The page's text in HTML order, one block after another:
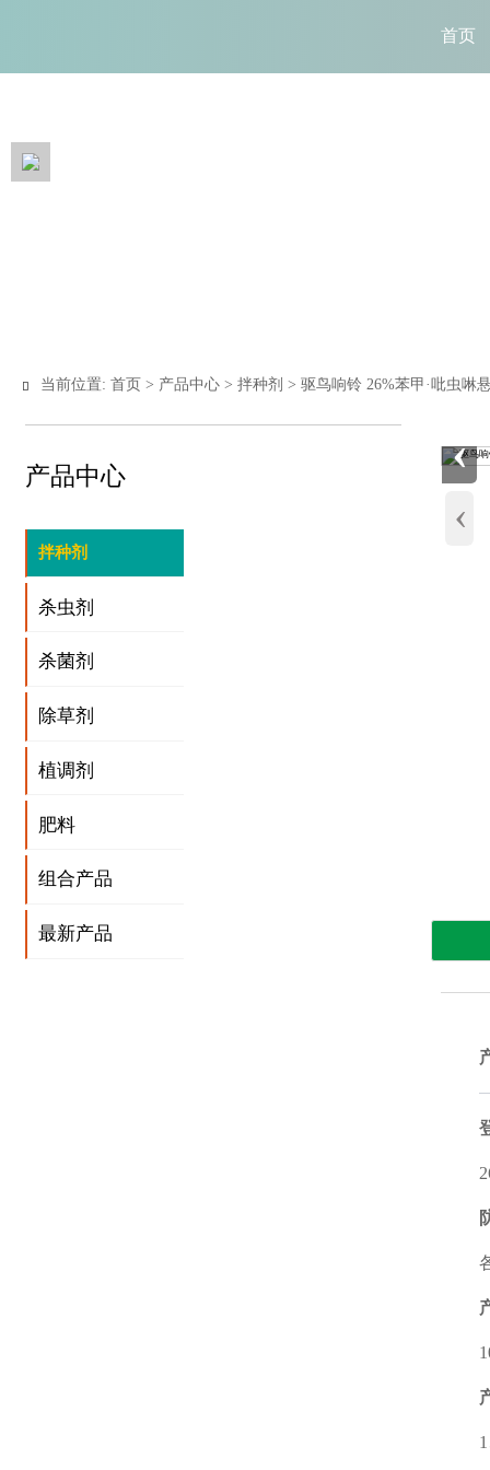
首页
 当前位置: 首页 > 产品中心 > 拌种剂 > 驱鸟响铃 26%苯甲·吡虫啉
产品中心
拌种剂
杀虫剂
杀菌剂
除草剂
植调剂
肥料
组合产品
最新产品
‹
‹